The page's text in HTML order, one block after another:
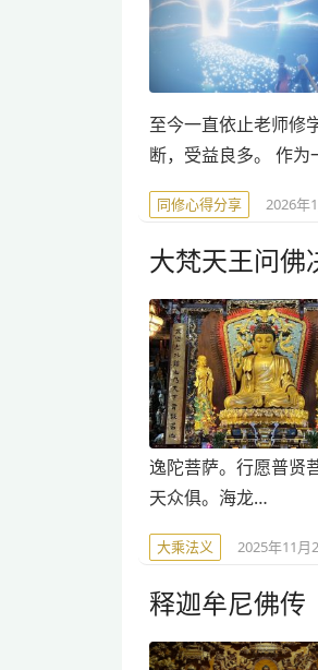
至今一直依止老师修
断，受益良多。 作
同修心得分享 2026年
大梵天王问佛
逸陀菩萨。行愿普贤
天众俱。海龙…
大乘法义 2025年11月
释迦牟尼佛传